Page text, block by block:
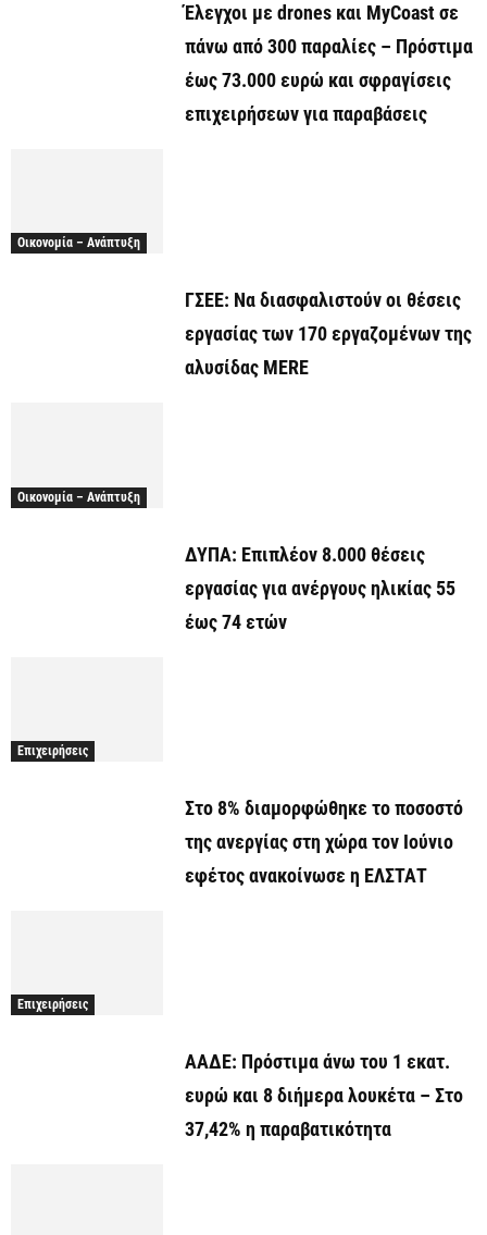
Έλεγχοι με drones και MyCoast σε
πάνω από 300 παραλίες – Πρόστιμα
έως 73.000 ευρώ και σφραγίσεις
επιχειρήσεων για παραβάσεις
Οικονομία – Ανάπτυξη
ΓΣΕΕ: Να διασφαλιστούν οι θέσεις
εργασίας των 170 εργαζομένων της
αλυσίδας MERE
Οικονομία – Ανάπτυξη
ΔΥΠΑ: Επιπλέον 8.000 θέσεις
εργασίας για ανέργους ηλικίας 55
έως 74 ετών
Επιχειρήσεις
Στο 8% διαμορφώθηκε το ποσοστό
της ανεργίας στη χώρα τον Ιούνιο
εφέτος ανακοίνωσε η ΕΛΣΤΑΤ
Επιχειρήσεις
ΑΑΔΕ: Πρόστιμα άνω του 1 εκατ.
ευρώ και 8 διήμερα λουκέτα – Στο
37,42% η παραβατικότητα